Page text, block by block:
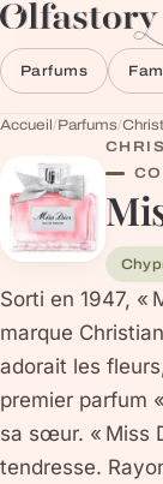
Aller au contenu
Parfums
Accueil/Parfums/
Sorti en 1947, «
marque
adorait les
premier parfum
sa sœur. « Miss
tendresse.